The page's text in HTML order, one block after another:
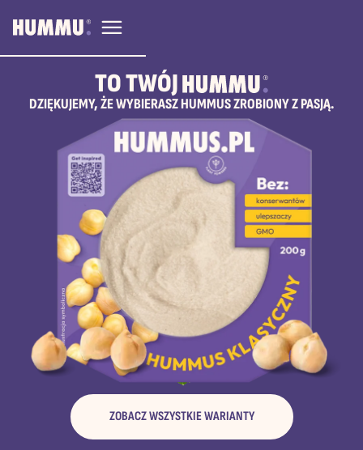
TO TWÓJHUMMU.
DZIĘKUJEMY, ŻE WYBIERASZ HUMMUS ZROBIONY Z PASJĄ.
ZOBACZ WSZYSTKIE WARIANTY